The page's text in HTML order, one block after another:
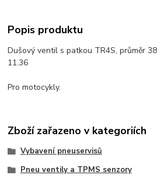
Popis produktu
Dušový ventil s patkou TR4S, průměr
11.36
Pro motocykly.
Zboží zařazeno v kategoriích
Vybavení pneuservisů
Pneu ventily a TPMS senzory